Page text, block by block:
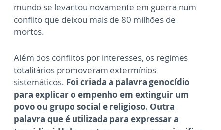
mundo se levantou novamente em guerra num
conflito que deixou mais de 80 milhões de
mortos.
Além dos conflitos por interesses, os regimes
totalitários promoveram extermínios
sistemáticos. Foi criada a palavra genocídio
para explicar o empenho em extinguir um
povo ou grupo social e religioso. Outra
palavra que é utilizada para expressar a